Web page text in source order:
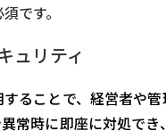
です。
ュリティ
ることで、経営者や
常時に即座に対処で